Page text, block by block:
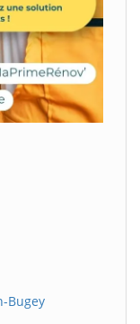
Bugey